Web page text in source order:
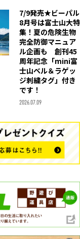
7/9発売★ビーパル
8月号は富士山大特
集！夏の危険生物
完全防御マニュア
ル企画も 創刊45
周年記念「mini富
士山ベル＆ラゲッ
ジ刺繍タグ」付き
です！
2026.07.09